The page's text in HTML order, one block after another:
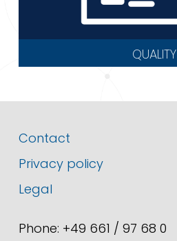
QUALITY
Contact
Privacy policy
Legal
Phone: +49 661 / 97 68 0